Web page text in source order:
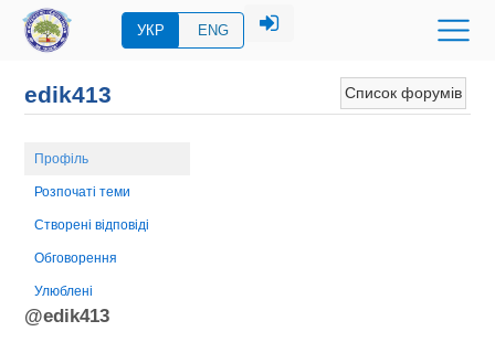
УКР ENG
Список форумів
edik413
Профіль
Розпочаті теми
Створені відповіді
Обговорення
Улюблені
@edik413